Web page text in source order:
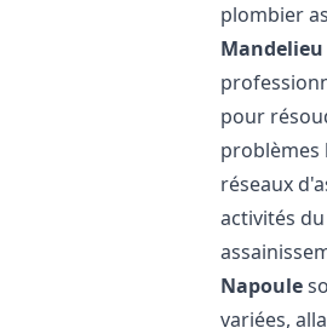
plombier
pour
problèmes
réseaux
activités
Napoule
variées,